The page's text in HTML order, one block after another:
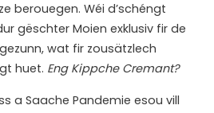
berouegen. Wéi d’schéngt
gëschter Moien exklusiv fir de
wat fir zousätzlech
huet. Eng Kippche Cremant?
a Saache Pandemie esou vill